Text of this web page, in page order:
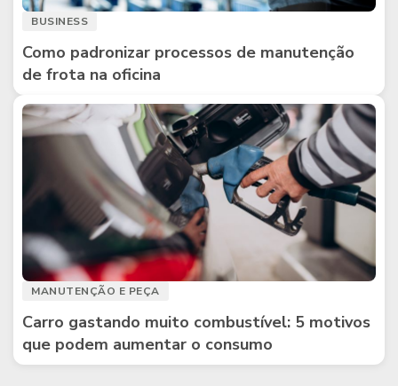
BUSINESS
Como padronizar processos de manutenção
de frota na oficina
MANUTENÇÃO E PEÇA
Carro gastando muito combustível: 5 motivos
que podem aumentar o consumo